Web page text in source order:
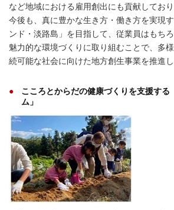
など地域における雇用創出にも貢献しており
今後も、真に豊かな生き方・働き方を実現
ンド・淡路島」を目指して、従業員はもち
魅力的な環境づくりに取り組むことで、多
続可能な社会に向けた地方創生事業を推進し
こころとからだの健康づくりを支援する
ム」